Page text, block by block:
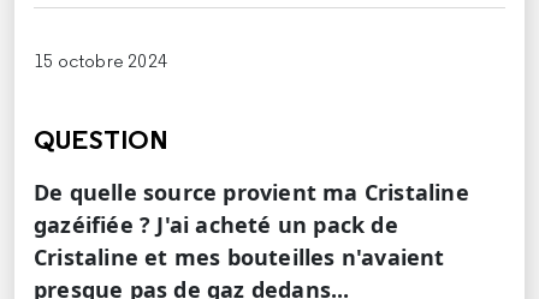
15 octobre 2024
QUESTION
De quelle source provient ma Cristaline
gazéifiée ? J'ai acheté un pack de
Cristaline et mes bouteilles n'avaient
presque pas de gaz dedans...